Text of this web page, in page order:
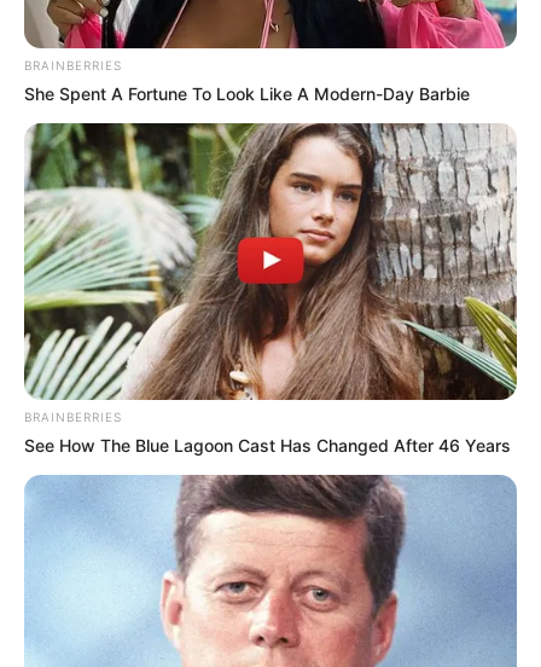
BRAINBERRIES
She Spent A Fortune To Look Like A Modern-Day Barbie
BRAINBERRIES
See How The Blue Lagoon Cast Has Changed After 46 Years